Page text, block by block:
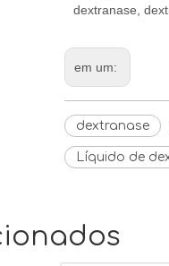
dextranase,
em um:
dextranase
Líquido de